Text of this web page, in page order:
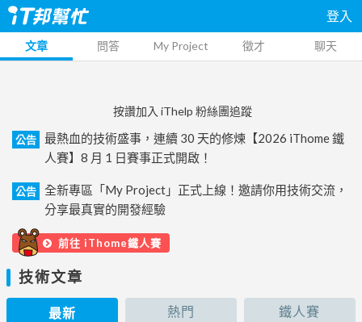
登入
文章 問答 My Project 徵才 聊天
按讚加入 iThelp 粉絲團追蹤
公告
最熱血的技術盛事，連續 30 天的修煉【2026 iThome 鐵
人賽】8 月 1 日賽事正式開啟！
公告
全新專區「My Project」正式上線！邀請你用技術交流，
分享最真實的開發經驗
前往 iThome鐵人賽
技術文章
最新 熱門 鐵人賽